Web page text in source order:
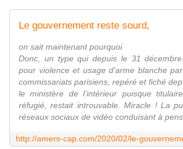
Le gouvernement reste sourd,
on sait maintenant pourquoi
Donc, un type qui depuis le 31
pour violence et usage d’arme blanche
commissariats parisiens, repéré et fiché
le ministère de l’intérieur puisque
réfugié, restait introuvable. Miracle ! La
réseaux sociaux de vidéo conduisant à